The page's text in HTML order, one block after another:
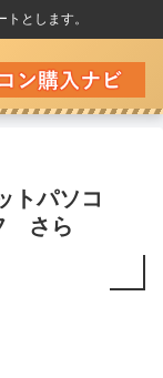
とします。
トパソコ
さら